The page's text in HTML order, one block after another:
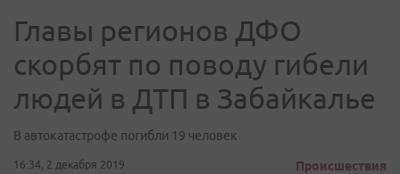
Главы регионов ДФО
скорбят по поводу гибели
людей в ДТП в Забайкалье
В автокатастрофе погибли 19 человек
16:34, 2 декабря 2019 Происшествия